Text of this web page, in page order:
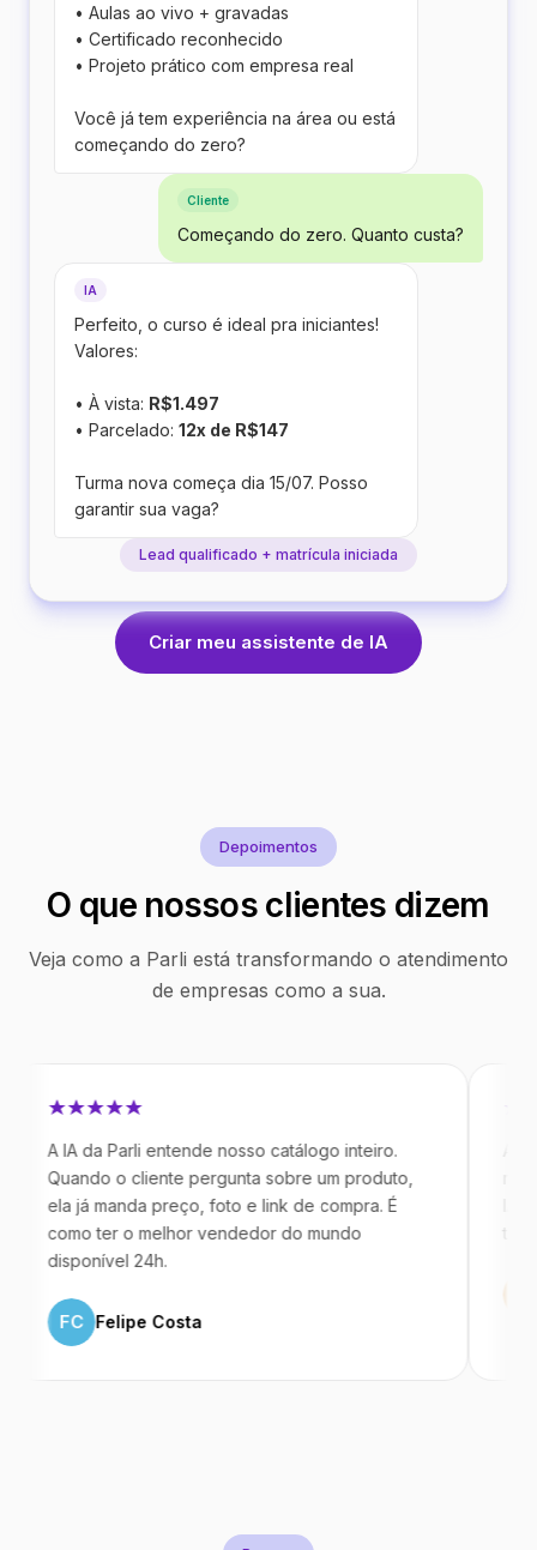
• Aulas ao vivo + gravadas
• Certificado reconhecido
• Projeto prático com empresa real
Você já tem experiência na área ou está
começando do zero?
Cliente
Começando do zero. Quanto custa?
IA
Perfeito, o curso é ideal pra iniciantes!
Valores:
• À vista: R$1.497
• Parcelado: 12x de R$147
Turma nova começa dia 15/07. Posso
garantir sua vaga?
Lead qualificado + matrícula iniciada
Criar meu assistente de IA
Depoimentos
O que nossos clientes dizem
Veja como a Parli está transformando o atendimento
de empresas como a sua.
da Parli entende nosso catálogo inteiro.
o cliente pergunta sobre um produto,
já manda preço, foto e link de compra. É
ter o melhor vendedor do mundo
24h.
Felipe Costa
temos 40%